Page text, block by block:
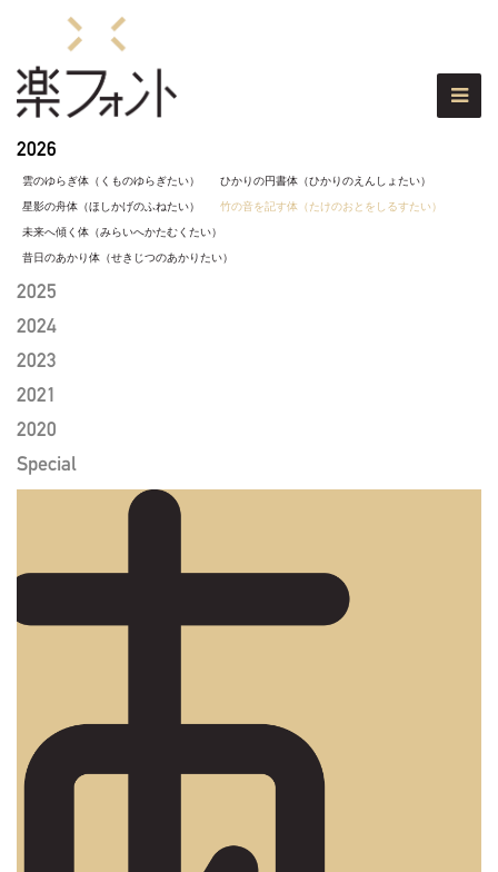
2026
雲のゆらぎ体（くものゆらぎたい） ひかりの円書体（ひかりのえんしょたい）
星影の舟体（ほしかげのふねたい） 竹の音を記す体（たけのおとをしるすたい）
未来へ傾く体（みらいへかたむくたい）
昔日のあかり体（せきじつのあかりたい）
2025
2024
2023
2021
2020
Special